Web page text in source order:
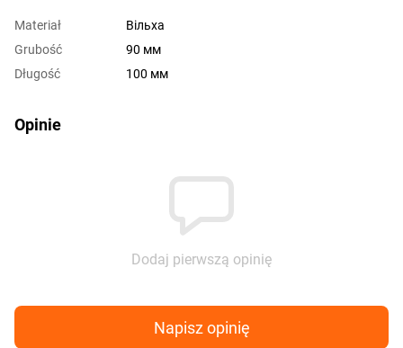
Materiał
Вільха
Grubość
90 мм
Długość
100 мм
Opinie
Dodaj pierwszą opinię
Napisz opinię